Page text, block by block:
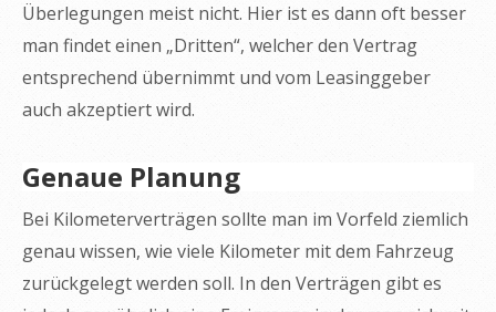
Überlegungen meist nicht. Hier ist es dann oft besser
man findet einen „Dritten“, welcher den Vertrag
entsprechend übernimmt und vom Leasinggeber
auch akzeptiert wird.
Genaue Planung
Bei Kilometerverträgen sollte man im Vorfeld ziemlich
genau wissen, wie viele Kilometer mit dem Fahrzeug
zurückgelegt werden soll. In den Verträgen gibt es